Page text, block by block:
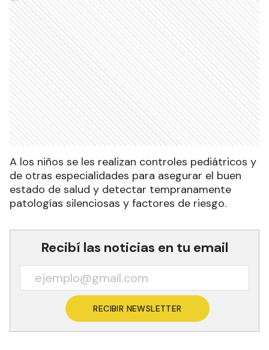
A los niños se les realizan controles pediátricos y
de otras especialidades para asegurar el buen
estado de salud y detectar tempranamente
patologías silenciosas y factores de riesgo.
Recibí las noticias en tu email
RECIBIR NEWSLETTER